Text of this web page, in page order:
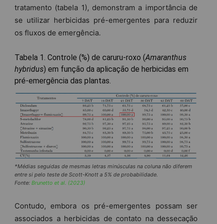
tratamento (tabela 1), demonstram a importância de
se utilizar herbicidas pré-emergentes para reduzir
os fluxos de emergência.
Tabela 1. Controle (%) de caruru-roxo (Amaranthus
hybridus) em função da aplicação de herbicidas em
pré-emergência das plantas.
*Médias seguidas de mesmas letras minúsculas na coluna não diferem
entre si pelo teste de Scott-Knott a 5% de probabilidade.
Fonte: Brunetto et al. (2023)
Contudo, embora os pré-emergentes possam ser
associados a herbicidas de contato na dessecação